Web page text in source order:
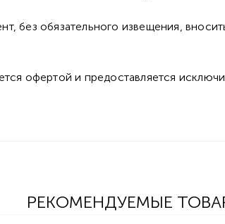
без обязательного извещения,
офертой и предоставляется
РЕКОМЕНДУЕМЫЕ